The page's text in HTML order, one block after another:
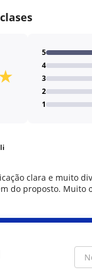
1
2
3
4
5
clara e muito
do proposto. Muito